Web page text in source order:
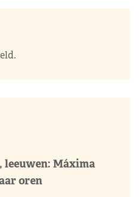
leeuwen: Máxima
oren